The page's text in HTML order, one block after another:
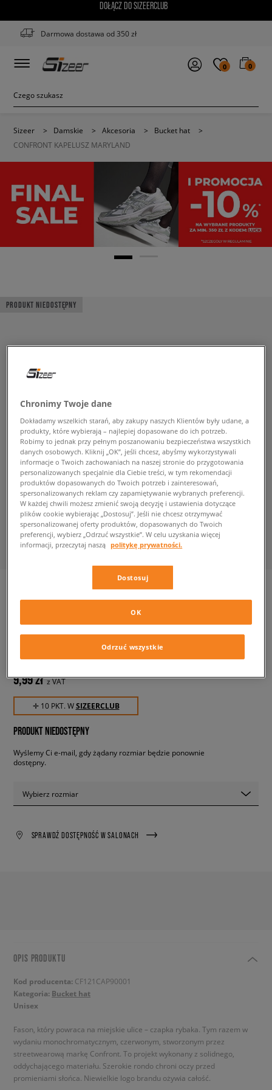
DOŁĄCZ DO SIZEERCLUB
Darmowa dostawa od 350 zł
0 0
Sizeer > Damskie > Akcesoria > Bucket hat
>
CONFRONT KAPELUSZ MARYLAND
PRODUKT NIEDOSTĘPNY
MARYLAND
9,99 zł z VAT
✛ 10 PKT. WSIZEERCLUB
PRODUKT NIEDOSTĘPNY
Wyślemy Ci e-mail, gdy żądany rozmiar będzie ponownie
dostępny.
Wybierz rozmiar
SPRAWDŹ DOSTĘPNOŚĆ W SALONACH
OPIS PRODUKTU
Kod producenta: CF121CAP90001
Kategoria: Bucket hat
Unisex
Fason, który powraca na miejskie ulice – czapka rybaka. Tym razem w
wydaniu monochromatycznym, czerwonym, stworzonym przez
streetwearową markę Confront. To projekt wykonany z solidnego,
oddychającego materiału. Szerokie rondo chroni oczy przed
promieniami słońca. Niewielkie logo brandu ożywia całość.
Chronimy Twoje dane
Dokładamy wszelkich starań, aby zakupy naszych Klientów były udane, a
produkty, które wybierają – najlepiej dopasowane do ich potrzeb.
Robimy to jednak przy pełnym poszanowaniu bezpieczeństwa wszystkich
danych osobowych. Kliknij „OK”, jeśli chcesz, abyśmy wykorzystywali
informacje o Twoich zachowaniach na naszej stronie do przygotowania
personalizowanych specjalnie dla Ciebie treści, w tym rekomendacji
produktów dopasowanych do Twoich potrzeb i zainteresowań,
spersonalizowanych reklam czy zapamiętywanie wybranych preferencji.
W każdej chwili możesz zmienić swoją decyzję i ustawienia dotyczące
plików cookie wybierając „Dostosuj”. Jeśli nie chcesz otrzymywać
spersonalizowanej oferty produktów, dopasowanych do Twoich
preferencji, wybierz „Odrzuć wszystkie”. W celu uzyskania więcej
informacji, przeczytaj naszą politykę prywatności.
Dostosuj
Odrzuć wszystkie
OK